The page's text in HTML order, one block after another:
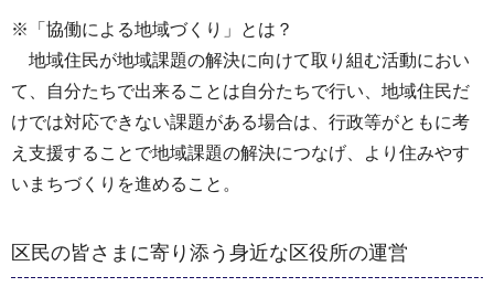
※「協働による地域づくり」とは？
地域住民が地域課題の解決に向けて取り組む活動におい
て、自分たちで出来ることは自分たちで行い、地域住民だ
けでは対応できない課題がある場合は、行政等がともに考
え支援することで地域課題の解決につなげ、より住みやす
いまちづくりを進めること。
区民の皆さまに寄り添う身近な区役所の運営